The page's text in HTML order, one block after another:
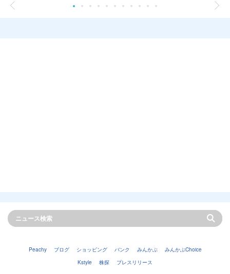
Peachy ブログ ショッピング バンク みんかぶ
みんかぶChoice
Kstyle
株探 プレスリリース